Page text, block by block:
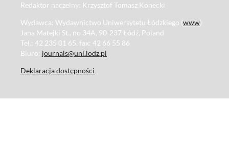
Redaktor naczelny: Krzysztof Tomasz Konecki
Wydawca: Wydawnictwo Uniwersytetu Łódzkiego (www)
Jana Matejki St., no 34A, 90-237 Łódź, Poland
Tel.: 42 235 01 65, fax: 42 66 55 86
Biuro: journals@uni.lodz.pl
Deklaracja dostępności